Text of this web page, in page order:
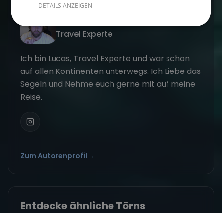
Travel Experte
Ich bin Lucas, Travel Experte und war schon
auf allen Kontinenten unterwegs. Ich Liebe das
Segeln und Nehme euch gerne mit auf meine
Reise.
Zum Autorenprofil →
Entdecke ähnliche Törns
DETAILS ANZEIGEN